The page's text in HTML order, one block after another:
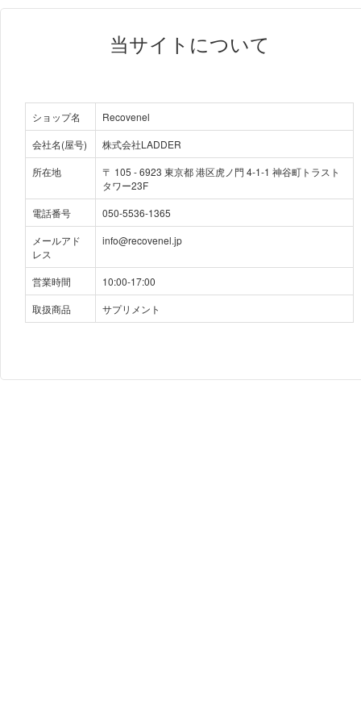
当サイトについて
ショップ名
Recovenel
会社名(屋号)
株式会社LADDER
所在地
〒 105 -6923 東京都 港区虎ノ門 4-1-1 神谷町トラスト
タワー23F
電話番号
050-5536-1365
メールアド
レス
info@recovenel.jp
営業時間
10:00-17:00
取扱商品
サプリメント